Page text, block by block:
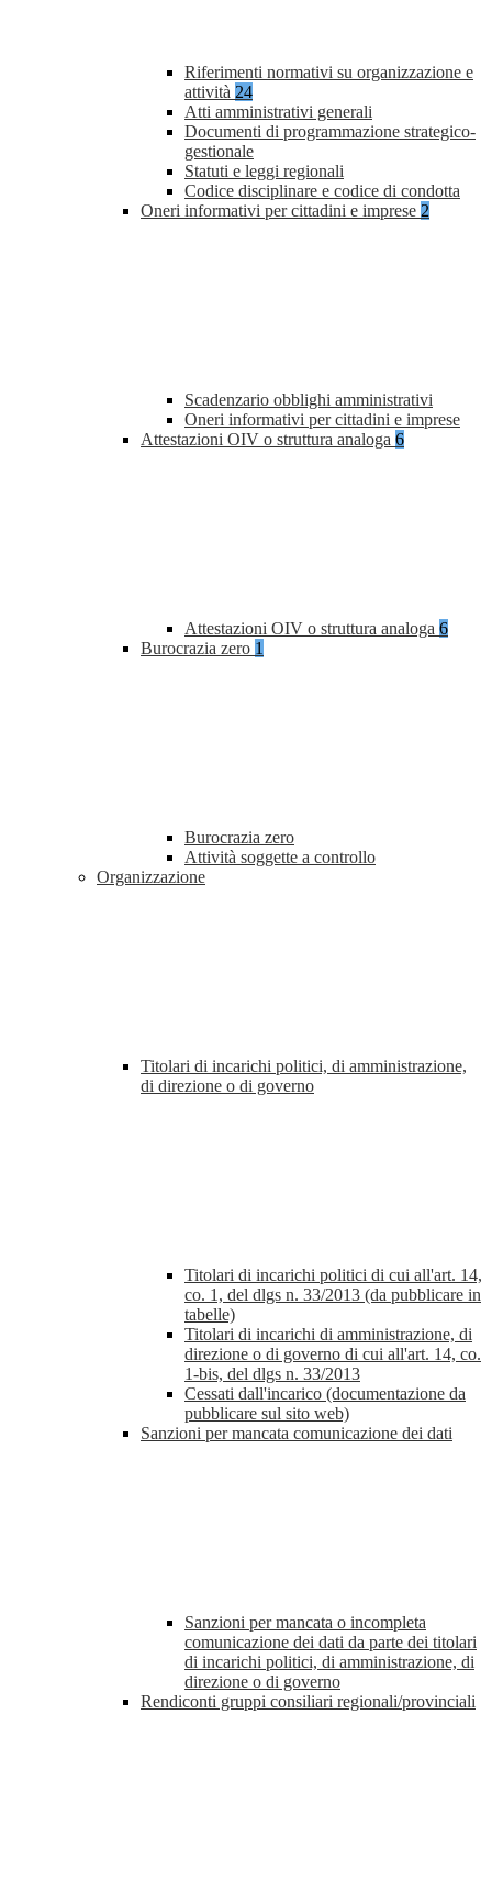
Riferimenti normativi su organizzazione e
attività 24
Atti amministrativi generali
Documenti di programmazione strategico-
gestionale
Statuti e leggi regionali
Codice disciplinare e codice di condotta
Oneri informativi per cittadini e imprese 2
Scadenzario obblighi amministrativi
Oneri informativi per cittadini e imprese
Attestazioni OIV o struttura analoga 6
Attestazioni OIV o struttura analoga 6
Burocrazia zero 1
Burocrazia zero
Attività soggette a controllo
Organizzazione
Titolari di incarichi politici, di amministrazione,
di direzione o di governo
Titolari di incarichi politici di cui all'art. 14,
co. 1, del dlgs n. 33/2013 (da pubblicare in
tabelle)
Titolari di incarichi di amministrazione, di
direzione o di governo di cui all'art. 14, co.
1-bis, del dlgs n. 33/2013
Cessati dall'incarico (documentazione da
pubblicare sul sito web)
Sanzioni per mancata comunicazione dei dati
Sanzioni per mancata o incompleta
comunicazione dei dati da parte dei titolari
di incarichi politici, di amministrazione, di
direzione o di governo
Rendiconti gruppi consiliari regionali/provinciali